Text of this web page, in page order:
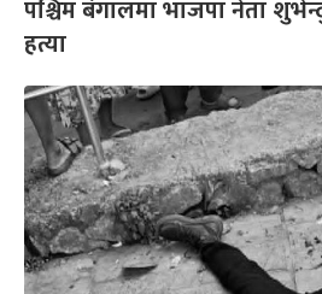
पश्चिम बंगालमा भाजपा नेता
हत्या